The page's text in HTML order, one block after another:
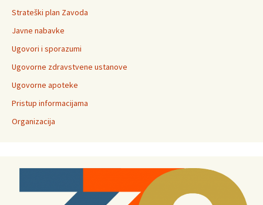
Strateški plan Zavoda
Javne nabavke
Ugovori i sporazumi
Ugovorne zdravstvene ustanove
Ugovorne apoteke
Pristup informacijama
Organizacija